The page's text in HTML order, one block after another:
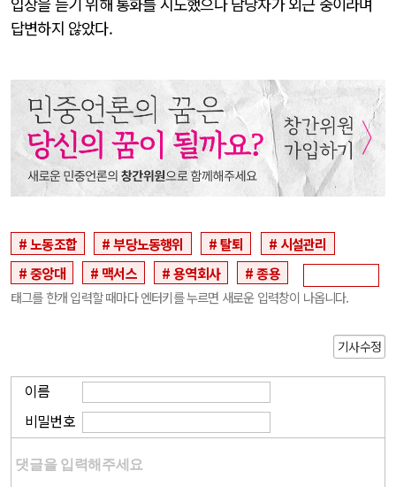
답변하지 않았다.
노동조합 부당노동행위 탈퇴
시설관리
중앙대
맥서스 용역회사 종용
태그를 한개 입력할 때마다 엔터키를 누르면 새로운 입력창이 나옵니다.
기사수정
이름
비밀번호